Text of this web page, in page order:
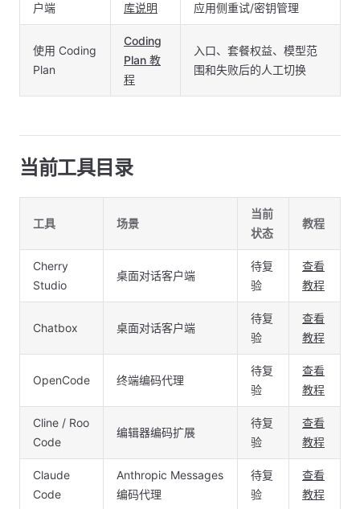
户端
库说明
应用侧重试/密钥管理
使用 Coding
Plan
Coding
Plan 教
程
入口、套餐权益、模型范
围和失败后的人工切换
当前工具目录
工具 场景
当前
状态
教程
Cherry
Studio
桌面对话客户端
待复
验
查看
教程
Chatbox 桌面对话客户端
待复
验
查看
教程
OpenCode 终端编码代理
待复
验
查看
教程
Cline / Roo
Code
编辑器编码扩展
待复
验
查看
教程
Claude
Code
Anthropic Messages
编码代理
待复
验
查看
教程